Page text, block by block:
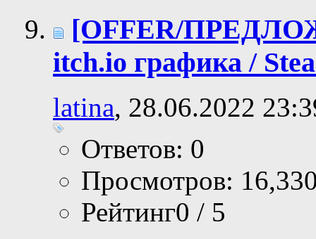
[OFFER/
itch.io графика /
latina, 28.06.2022
Ответов: 0
Просмотров:
Рейтинг0 / 5